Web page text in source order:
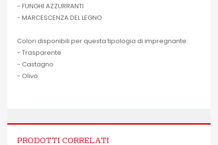
- FUNGHI AZZURRANTI
- MARCESCENZA DEL LEGNO
Colori disponibili per questa tipologia di impregnante:
- Trasparente
- Castagno
- Olivo
PRODOTTI CORRELATI